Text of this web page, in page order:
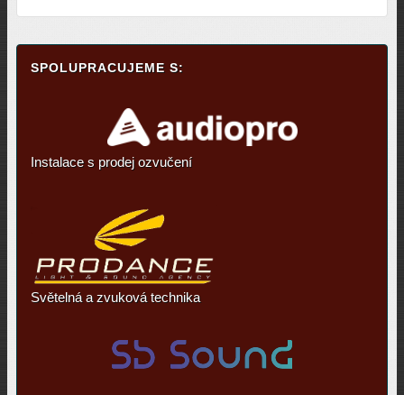
SPOLUPRACUJEME S:
Instalace s prodej ozvučení
Světelná a zvuková technika